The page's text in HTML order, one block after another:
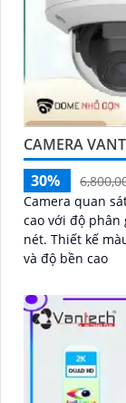
CAMERA
30%
Camera quan
cao với độ phân
nét. Thiết kế màu sắt trong sáng mang lại tính thẩm mỹ
và độ bền cao